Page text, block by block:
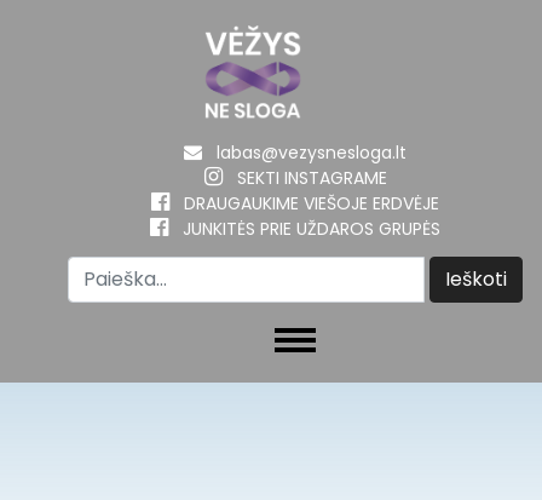
labas@vezysnesloga.lt
SEKTI INSTAGRAME
DRAUGAUKIME VIEŠOJE ERDVĖJE
JUNKITĖS PRIE UŽDAROS GRUPĖS